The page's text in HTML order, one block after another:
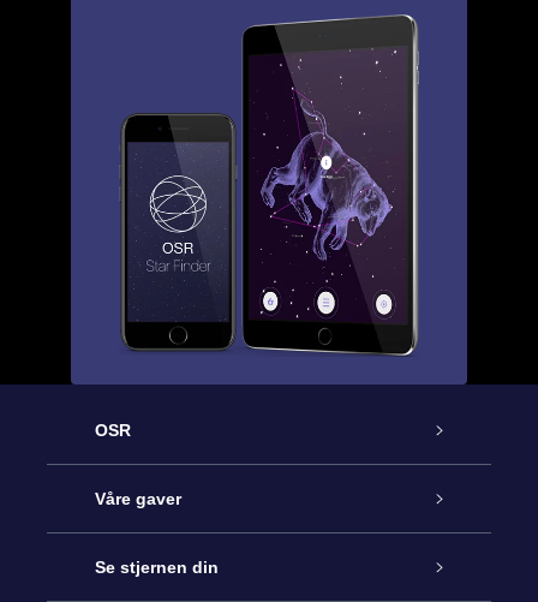
OSR
Kundeservice
Kontakt oss
Våre gaver
Online Stjernegave
Se stjernen din